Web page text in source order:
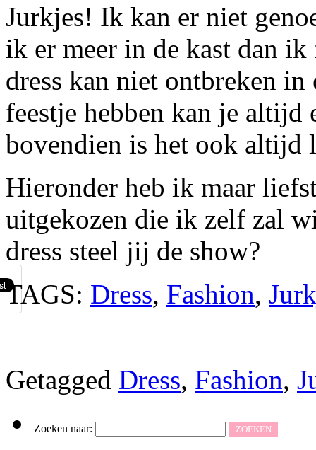
Jurkjes! Ik kan er niet
ik er meer in de kast dan
dress kan niet ontbreken
feestje hebben kan je altijd
bovendien is het ook altijd
Hieronder heb ik maar
uitgekozen die ik zelf zal
dress steel jij de show?
TAGS: Dress, Fashion,
Getagged Dress, Fashion,
Zoeken naar: